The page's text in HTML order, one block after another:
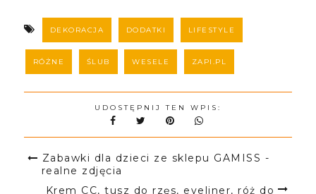
DEKORACJA DODATKI LIFESTYLE
RÓŻNE ŚLUB WESELE ZAPI.PL
UDOSTĘPNIJ TEN WPIS:
Zabawki dla dzieci ze sklepu GAMISS -
realne zdjęcia
Krem CC, tusz do rzęs, eyeliner, róż do